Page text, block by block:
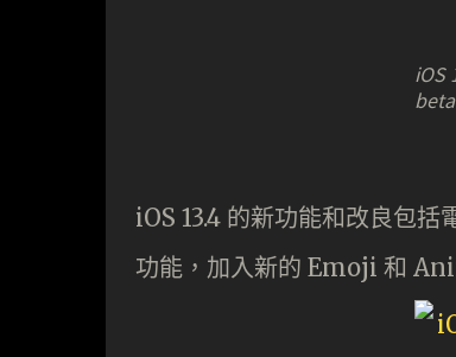
iOS
iOS 13.4 的新功能和改良包
功能，加入新的 Emoji 和